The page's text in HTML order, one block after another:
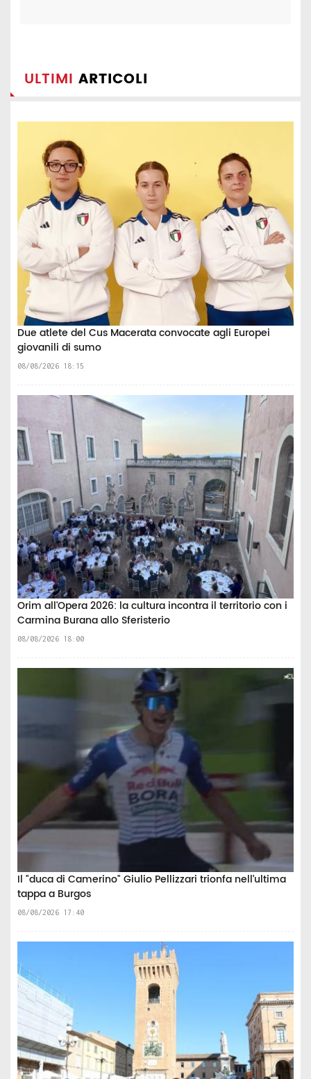
ULTIMI ARTICOLI
Due atlete del Cus Macerata convocate agli Europei
giovanili di sumo
08/08/2026 18:15
Orim all'Opera 2026: la cultura incontra il territorio con i
Carmina Burana allo Sferisterio
08/08/2026 18:00
Il "duca di Camerino" Giulio Pellizzari trionfa nell’ultima
tappa a Burgos
08/08/2026 17:40